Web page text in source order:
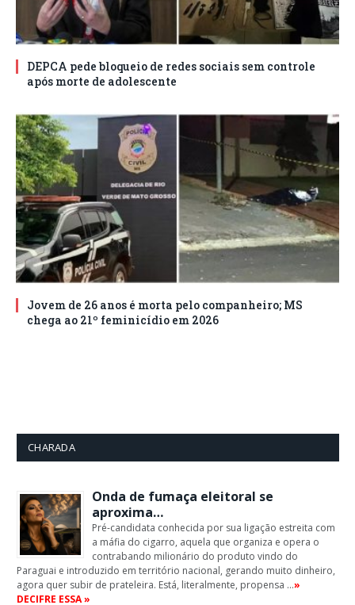
DEPCA pede bloqueio de redes sociais sem controle
após morte de adolescente
Jovem de 26 anos é morta pelo companheiro; MS
chega ao 21º feminicídio em 2026
CHARADA
Onda de fumaça eleitoral se
aproxima…
Pré-candidata conhecida por sua ligação estreita com
a máfia do cigarro, aquela que organiza e opera o
contrabando milionário do produto vindo do
Paraguai e introduzido em território nacional, gerando muito dinheiro,
agora quer subir de prateleira. Está, literalmente, propensa …»
DECIFRE ESSA »